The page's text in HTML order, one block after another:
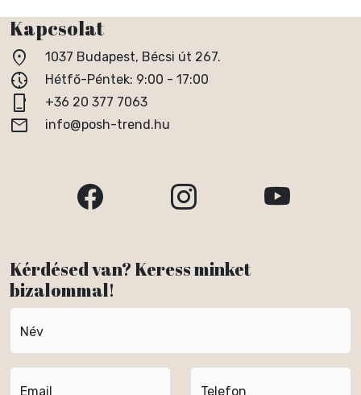
Kapcsolat
location_on 1037 Budapest, Bécsi út 267.
nest_clock_farsight_analog Hétfő-Péntek: 9:00 - 17:00
phone_iphone +36 20 377 7063
email info@posh-trend.hu
Kérdésed van? Keress minket
bizalommal!
Név
Email Telefon